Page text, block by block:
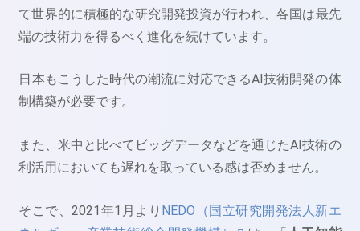
て世界的に積極的な研究開発投資が行われ、各国は最先
端の技術力を得るべく進化を続けています。
日本もこうした時代の潮流に対応できるAI技術開発の体
制構築が必要です。
また、米中と比べてビッグデータなどを通じたAI技術の
利活用においても遅れを取っている感は否めません。
そこで、2021年1月より NEDO（国立研究開発法人新エ